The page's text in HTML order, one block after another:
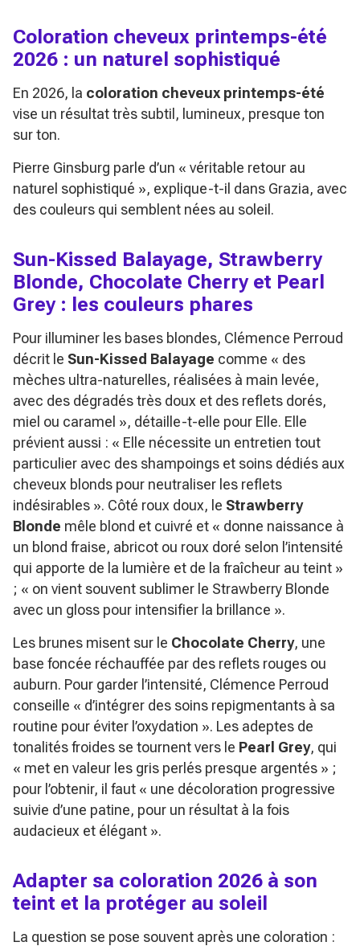
Coloration cheveux printemps-été
2026 : un naturel sophistiqué
En 2026, la coloration cheveux printemps-été
vise un résultat très subtil, lumineux, presque ton
sur ton.
Pierre Ginsburg parle d’un « véritable retour au
naturel sophistiqué », explique-t-il dans Grazia, avec
des couleurs qui semblent nées au soleil.
Sun-Kissed Balayage, Strawberry
Blonde, Chocolate Cherry et Pearl
Grey : les couleurs phares
Pour illuminer les bases blondes, Clémence Perroud
décrit le Sun-Kissed Balayage comme « des
mèches ultra-naturelles, réalisées à main levée,
avec des dégradés très doux et des reflets dorés,
miel ou caramel », détaille-t-elle pour Elle. Elle
prévient aussi : « Elle nécessite un entretien tout
particulier avec des shampoings et soins dédiés aux
cheveux blonds pour neutraliser les reflets
indésirables ». Côté roux doux, le Strawberry
Blonde mêle blond et cuivré et « donne naissance à
un blond fraise, abricot ou roux doré selon l’intensité
qui apporte de la lumière et de la fraîcheur au teint »
; « on vient souvent sublimer le Strawberry Blonde
avec un gloss pour intensifier la brillance ».
Les brunes misent sur le Chocolate Cherry, une
base foncée réchauffée par des reflets rouges ou
auburn. Pour garder l’intensité, Clémence Perroud
conseille « d’intégrer des soins repigmentants à sa
routine pour éviter l’oxydation ». Les adeptes de
tonalités froides se tournent vers le Pearl Grey, qui
« met en valeur les gris perlés presque argentés » ;
pour l’obtenir, il faut « une décoloration progressive
suivie d’une patine, pour un résultat à la fois
audacieux et élégant ».
Adapter sa coloration 2026 à son
teint et la protéger au soleil
La question se pose souvent après une coloration :